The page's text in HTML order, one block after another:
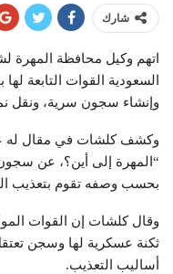
شارك
اتهم وكيل محافظة المهرة
السعودية القوات التابعة
وإنشاء سجون سرية، ونقل
وكشف كلشات في مقال له
“المهرة إلى أين؟، عن سجون
بحسب وصفه تقوم بتعذيب
وقال كلشات إن القوات
ثكنة عسكرية لها وسجن
أساليب التعذيب.